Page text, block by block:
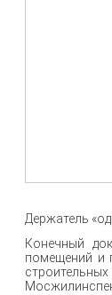
Держатель
Конечный
помещений и